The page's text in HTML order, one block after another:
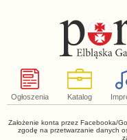
Ogłoszenia Katalog
Założenie konta przez Facebooka/
zgodę na przetwarzanie danych